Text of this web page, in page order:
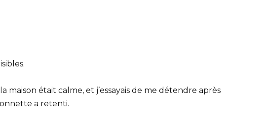
maison était calme, et j’essayais de me détendre après
a retenti.